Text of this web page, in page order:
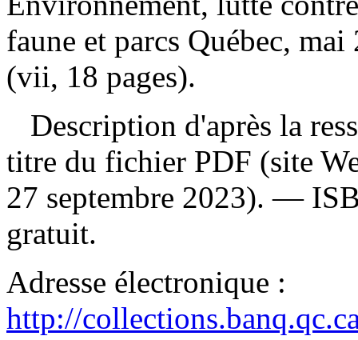
faune et parcs Québec,
(vii, 18 pages).
Description d'après la
titre du fichier PDF (site
27 septembre 2023). —
gratuit.
Adresse électronique :
http://